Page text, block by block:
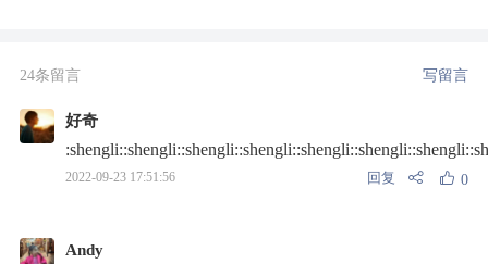
24条留言 写留言
好奇
2022-09-23 17:51:56 回复 0
Andy